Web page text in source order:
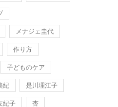
メナジェ圭代
作り方
子どものケア
紀 是川理江子
紀子 杏